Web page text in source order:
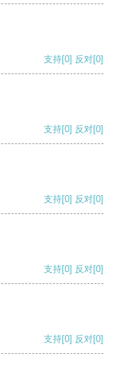
支持[0] 反对[0]
支持[0] 反对[0]
支持[0] 反对[0]
支持[0] 反对[0]
支持[0] 反对[0]